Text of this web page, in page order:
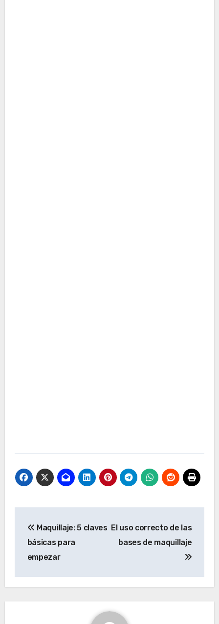
de
entradas
Maquillaje: 5 claves
básicas para
empezar
El uso correcto de las
bases de maquillaje